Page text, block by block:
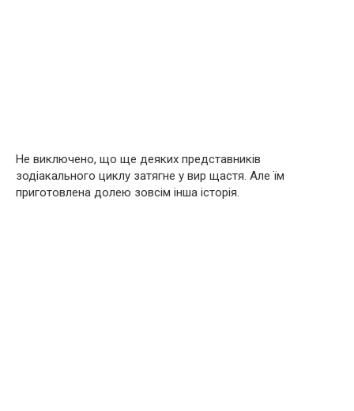
Не виключено, що ще деяких представників
зодіакального циклу затягне у вир щастя. Але їм
приготовлена ​​долею зовсім інша історія.